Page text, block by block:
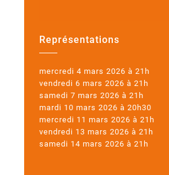
Représentations
mercredi 4 mars 2026 à 21h
vendredi 6 mars 2026 à 21h
samedi 7 mars 2026 à 21h
mardi 10 mars 2026 à 20h30
mercredi 11 mars 2026 à 21h
vendredi 13 mars 2026 à 21h
samedi 14 mars 2026 à 21h